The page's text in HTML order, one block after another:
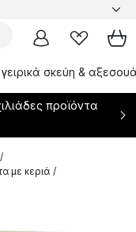
σκεύη &
προϊόντα
/
με κεριά /